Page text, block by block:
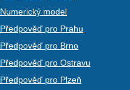
Numerický model
Předpověď pro Prahu
Předpověď pro Brno
Předpověď pro Ostravu
Předpověď pro Plzeň